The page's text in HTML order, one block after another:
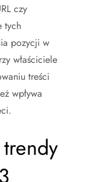
czy
tych
pozycji w
właściciele
treści
wpływa